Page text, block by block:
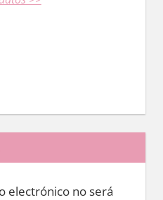
electrónico no será